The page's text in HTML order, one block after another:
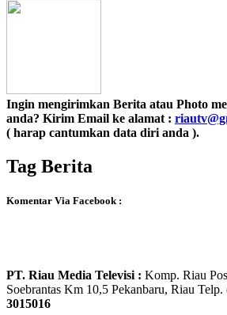
Ingin mengirimkan Berita atau Photo
anda? Kirim Email ke alamat :
( harap cantumkan data diri anda ).
Tag Berita
Komentar Via Facebook :
PT. Riau Media Televisi : Komp. Riau
Soebrantas Km 10,5 Pekanbaru, Riau Telp.
3015016